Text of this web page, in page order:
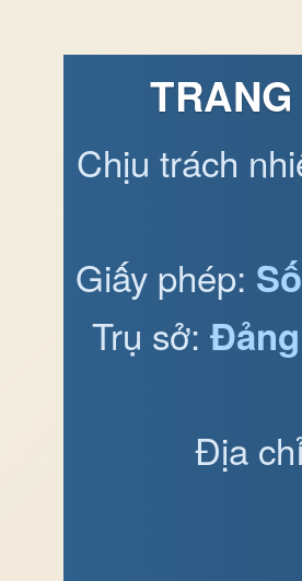
Chịu trách
Giấy phép:
Trụ sở:
Địa